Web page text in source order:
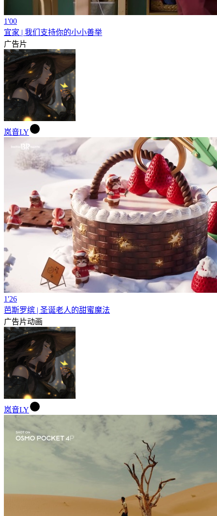
1'00
宜家 | 我们支持你的小小善举
广告片
岚音LY
1'26
芭斯罗缤 | 圣诞老人的甜蜜魔法
广告片动画
岚音LY